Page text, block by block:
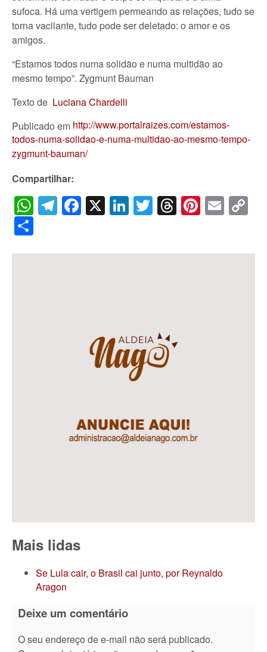
sufoca. Há uma vertigem permeando as relações, tudo se
torna vacilante, tudo pode ser deletado: o amor e os
amigos.
“Estamos todos numa solidão e numa multidão ao
mesmo tempo”. Zygmunt Bauman
Texto de Luciana Chardelli
Publicado em http://www.portalraizes.com/estamos-
todos-numa-solidao-e-numa-multidao-ao-mesmo-tempo-
zygmunt-bauman/
Compartilhar:
WhatsApp
Telegram
Facebook
X LinkedIn
Twitter
Threads
Mais lidas
Se Lula cair, o Brasil cai junto, por Reynaldo
Aragon
Deixe um comentário
O seu endereço de e-mail não será publicado.